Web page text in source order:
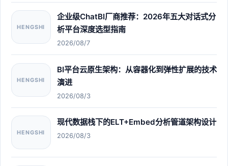
HENGSHI
企业级ChatBI厂商推荐：2026年五大对话式分
析平台深度选型指南
2026/08/7
HENGSHI
BI平台云原生架构：从容器化到弹性扩展的技术
演进
2026/08/3
HENGSHI
现代数据栈下的ELT+Embed分析管道架构设计
2026/08/3